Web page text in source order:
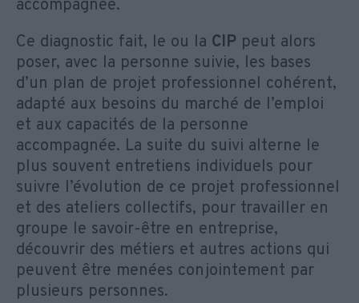
accompagnée.
Ce diagnostic fait, le ou la CIP peut alors
poser, avec la personne suivie, les bases
d’un plan de projet professionnel cohérent,
adapté aux besoins du marché de l’emploi
et aux capacités de la personne
accompagnée. La suite du suivi alterne le
plus souvent entretiens individuels pour
suivre l’évolution de ce projet professionnel
et des ateliers collectifs, pour travailler en
groupe le savoir-être en entreprise,
découvrir des métiers et autres actions qui
peuvent être menées conjointement par
plusieurs personnes.